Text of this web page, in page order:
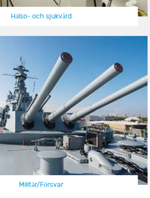
Hälso- och sjukvård
Militär/Försvar